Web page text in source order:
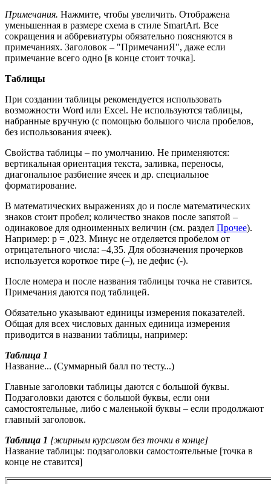
Примечания. Нажмите, чтобы увеличить. Отображена
уменьшенная в размере схема в стиле SmartArt. Все
сокращения и аббревиатуры обязательно поясняются в
примечаниях. Заголовок – "ПримечаниЯ", даже если
примечание всего одно [в конце стоит точка].
Таблицы
При создании таблицы рекомендуется использовать
возможности Word или Excel. Не используются таблицы,
набранные вручную (с помощью большого числа пробелов,
без использования ячеек).
Свойства таблицы – по умолчанию. Не применяются:
вертикальная ориентация текста, заливка, переносы,
диагональное разбиение ячеек и др. специальное
форматирование.
В математических выражениях до и после математических
знаков стоит пробел; количество знаков после запятой –
одинаковое для одноименных величин (см. раздел Прочее).
Например: p = ,023. Минус не отделяется пробелом от
отрицательного числа: –4,35. Для обозначения прочерков
используется короткое тире (–), не дефис (-).
После номера и после названия таблицы точка не ставится.
Примечания даются под таблицей.
Обязательно указывают единицы измерения показателей.
Общая для всех числовых данных единица измерения
приводится в названии таблицы, например:
Таблица 1
Название... (Суммарный балл по тесту...)
Главные заголовки таблицы даются с большой буквы.
Подзаголовки даются с большой буквы, если они
самостоятельные, либо с маленькой буквы – если продолжают
главный заголовок.
Таблица 1 [жирным курсивом без точки в конце]
Название таблицы: подзаголовки самостоятельные [точка в
конце не ставится]